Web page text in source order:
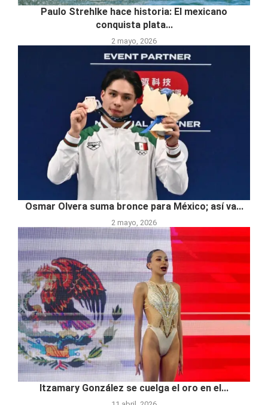
Paulo Strehlke hace historia: El mexicano
conquista plata...
2 mayo, 2026
Osmar Olvera suma bronce para México; así va...
2 mayo, 2026
Itzamary González se cuelga el oro en el...